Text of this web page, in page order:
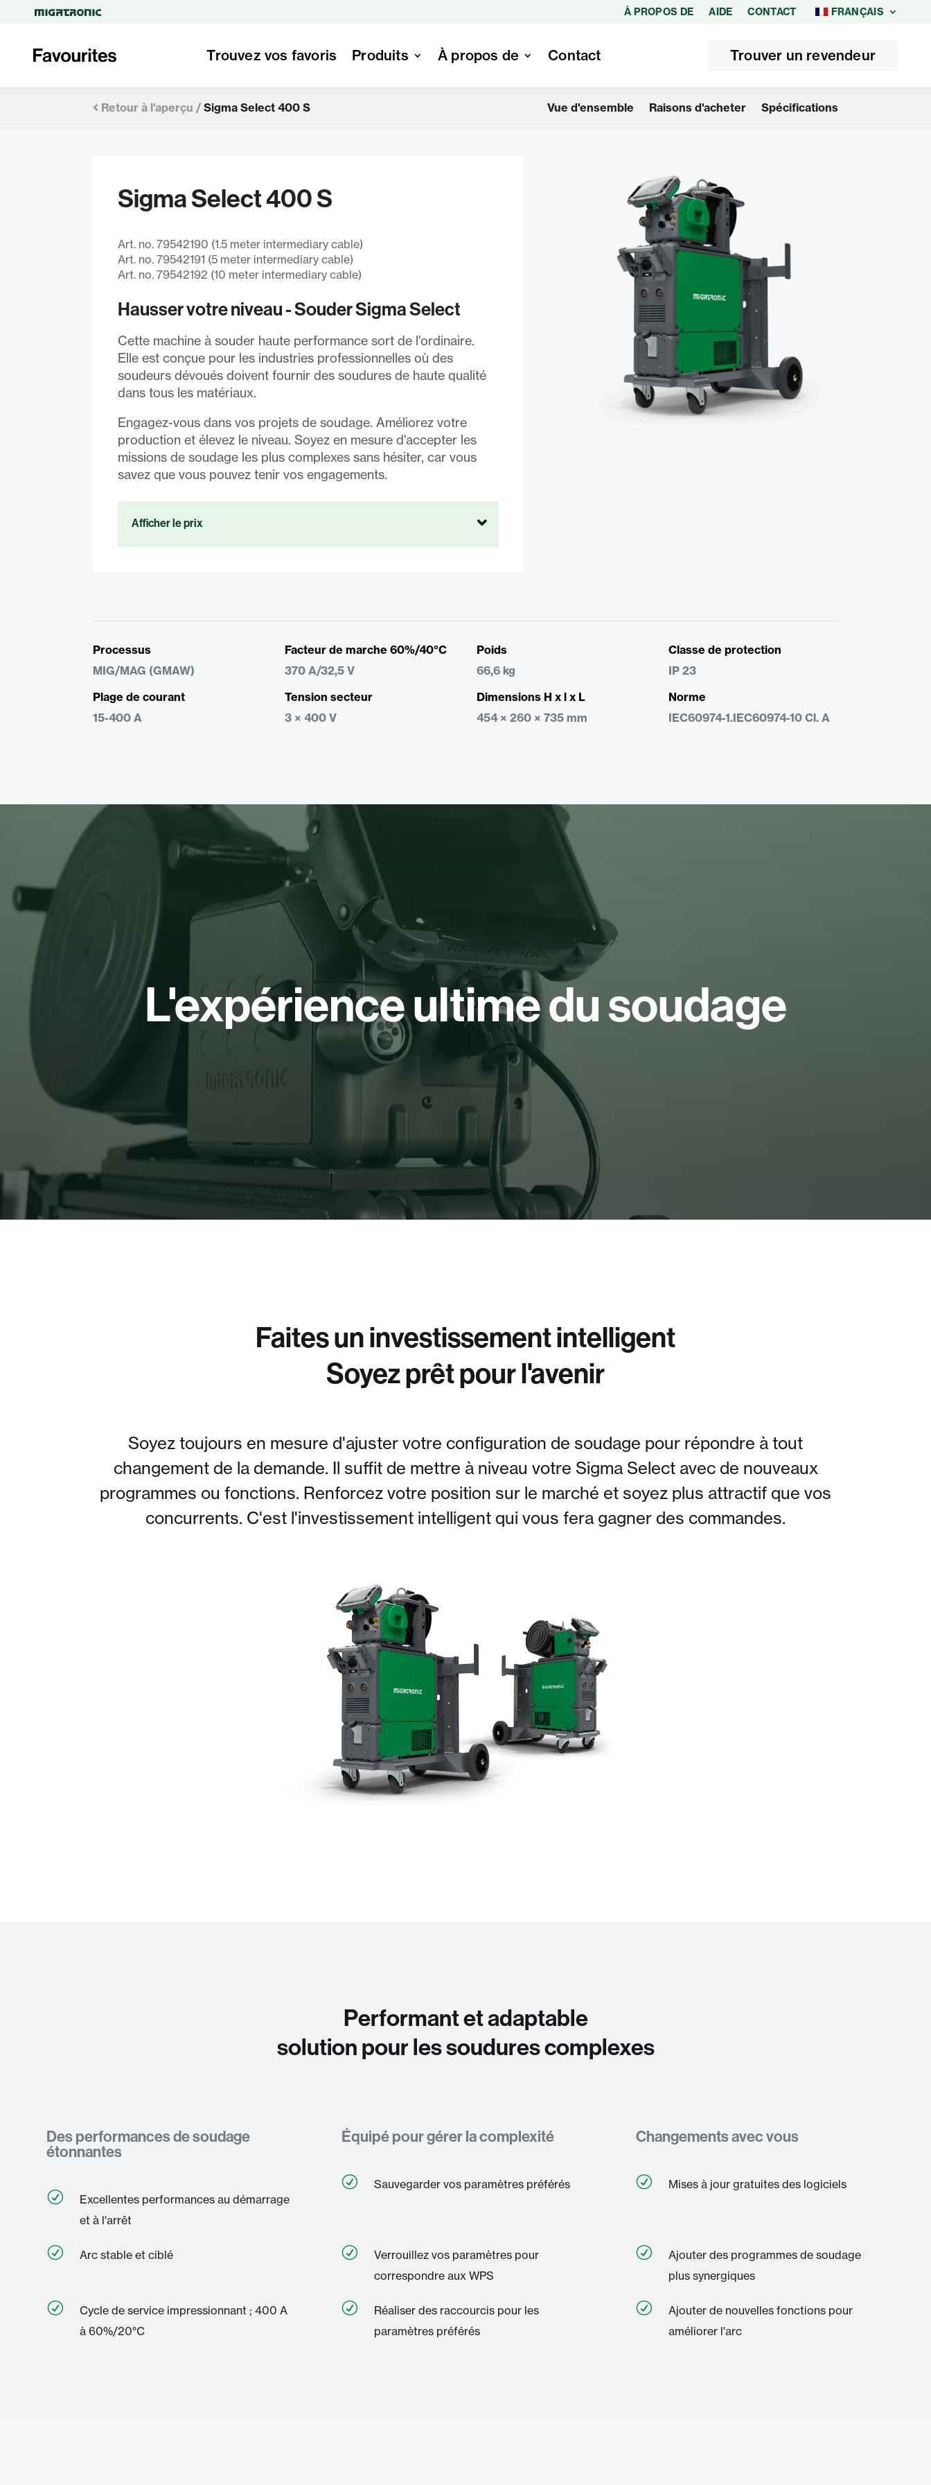
À PROPOS DE AIDE CONTACT FRANÇAIS
Trouvez vos favoris Produits À propos de Contact Trouver un revendeur
Retour à l'aperçu /Sigma Select 400 S Vue d'ensemble Raisons d'acheter Spécifications
Sigma Select 400 S
Art. no. 79542190 (1.5 meter intermediary cable)
Art. no. 79542191 (5 meter intermediary cable)
Art. no. 79542192 (10 meter intermediary cable)
Hausser votre niveau - Souder Sigma Select
Cette machine à souder haute performance sort de l'ordinaire.
Elle est conçue pour les industries professionnelles où des
soudeurs dévoués doivent fournir des soudures de haute qualité
dans tous les matériaux.
Engagez-vous dans vos projets de soudage. Améliorez votre
production et élevez le niveau. Soyez en mesure d'accepter les
missions de soudage les plus complexes sans hésiter, car vous
savez que vous pouvez tenir vos engagements.
Afficher le prix
Processus
MIG/MAG (GMAW)
Plage de courant
15-400 A
Facteur de marche 60%/40°C
370 A/32,5 V
Tension secteur
3 × 400 V
Poids
66,6 kg
Dimensions H x l x L
454 × 260 × 735 mm
Classe de protection
IP 23
Norme
IEC60974-1.IEC60974-10 Cl. A
L'expérience ultime du soudage
Faites un investissement intelligent
Soyez prêt pour l'avenir
Soyez toujours en mesure d'ajuster votre configuration de soudage pour répondre à tout
changement de la demande. Il suffit de mettre à niveau votre Sigma Select avec de nouveaux
programmes ou fonctions. Renforcez votre position sur le marché et soyez plus attractif que vos
concurrents. C'est l'investissement intelligent qui vous fera gagner des commandes.
Performant et adaptable
solution pour les soudures complexes
Des performances de soudage
étonnantes
R
Excellentes performances au démarrage
et à l'arrêt
Équipé pour gérer la complexité
R Sauvegarder vos paramètres préférés
Changements avec vous
R Mises à jour gratuites des logiciels
R Arc stable et ciblé R
Verrouillez vos paramètres pour
correspondre aux WPS
R
Ajouter des programmes de soudage
plus synergiques
R
Cycle de service impressionnant ; 400 A
à 60%/20°C
R
Réaliser des raccourcis pour les
paramètres préférés
R
Ajouter de nouvelles fonctions pour
améliorer l'arc